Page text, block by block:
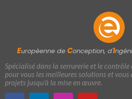
Européenne de Conception, d'I
Spécialisé dans la serrurerie et le contrôle
pour vous les meilleures solutions et vous
projets jusqu'à la mise en œuvre.